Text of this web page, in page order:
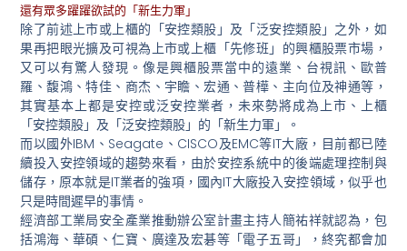
還有眾多躍躍欲試的「新生力軍」
除了前述上市或上櫃的「安控類股」及「泛安控類股」之外，如
果再把眼光擴及可視為上市或上櫃「先修班」的興櫃股票市場，
又可以有驚人發現。像是興櫃股票當中的遠業、台視訊、歐普
羅、馥鴻、特佳、商杰、宇瞻、宏通、普樺、主向位及神通等，
其實基本上都是安控或泛安控業者，未來勢將成為上市、上櫃
「安控類股」及「泛安控類股」的「新生力軍」。
而以國外IBM、Seagate、CISCO及EMC等IT大廠，目前都已陸
續投入安控領域的趨勢來看，由於安控系統中的後端處理控制與
儲存，原本就是IT業者的強項，國內IT大廠投入安控領域，似乎也
只是時間遲早的事情。
經濟部工業局安全產業推動辦公室計畫主持人簡祐祥就認為，包
括鴻海、華碩、仁寶、廣達及宏碁等「電子五哥」，終究都會加